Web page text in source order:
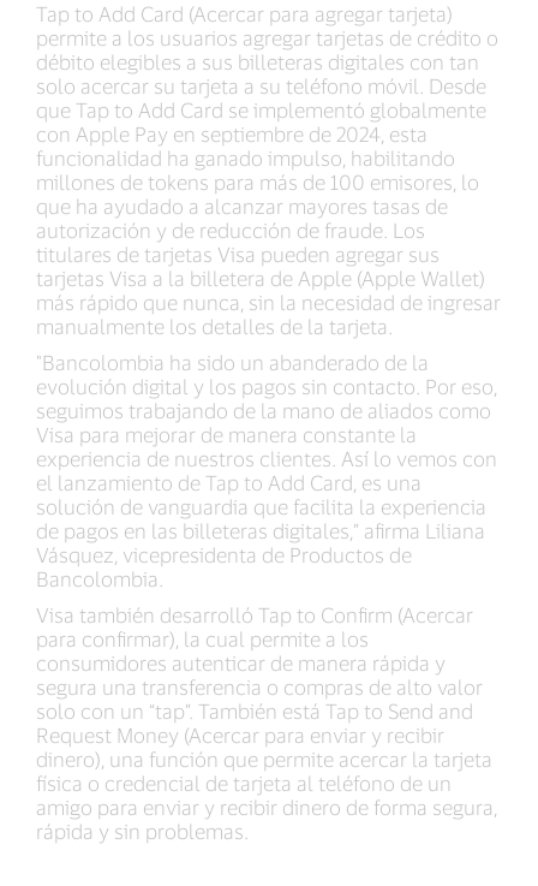
Tap to Add Card (Acercar para agregar tarjeta)
permite a los usuarios agregar tarjetas de crédito o
débito elegibles a sus billeteras digitales con tan
solo acercar su tarjeta a su teléfono móvil. Desde
que Tap to Add Card se implementó globalmente
con Apple Pay en septiembre de 2024, esta
funcionalidad ha ganado impulso, habilitando
millones de tokens para más de 100 emisores, lo
que ha ayudado a alcanzar mayores tasas de
autorización y de reducción de fraude. Los
titulares de tarjetas Visa pueden agregar sus
tarjetas Visa a la billetera de Apple (Apple Wallet)
más rápido que nunca, sin la necesidad de ingresar
manualmente los detalles de la tarjeta.
"Bancolombia ha sido un abanderado de la
evolución digital y los pagos sin contacto. Por eso,
seguimos trabajando de la mano de aliados como
Visa para mejorar de manera constante la
experiencia de nuestros clientes. Así lo vemos con
el lanzamiento de Tap to Add Card, es una
solución de vanguardia que facilita la experiencia
de pagos en las billeteras digitales,” afirma Liliana
Vásquez, vicepresidenta de Productos de
Bancolombia.
Visa también desarrolló Tap to Confirm (Acercar
para confirmar), la cual permite a los
consumidores autenticar de manera rápida y
segura una transferencia o compras de alto valor
solo con un “tap”. También está Tap to Send and
Request Money (Acercar para enviar y recibir
dinero), una función que permite acercar la tarjeta
física o credencial de tarjeta al teléfono de un
amigo para enviar y recibir dinero de forma segura,
rápida y sin problemas.